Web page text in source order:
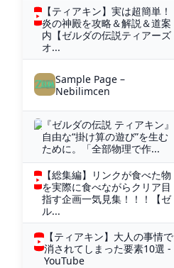
【ティアキン】実は超簡単！
炎の神殿を攻略＆解説＆道案
内【ゼルダの伝説ティアーズ
オ...
Sample Page –
Nebilimcen
『ゼルダの伝説 ティアキン』
自由な“掛け算の遊び”を生む
ために。「全部物理で作...
【総集編】リンクが食べた物
を実際に食べながらクリア目
指す企画一気見集！！！【ゼ
ル...
【ティアキン】大人の事情で
消されてしまった要素10選 -
YouTube